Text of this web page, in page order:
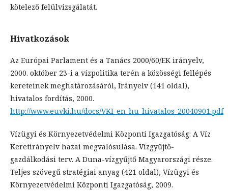
kötelező felülvizsgálatát.
Hivatkozások
Az Európai Parlament és a Tanács 2000/60/EK irányelv,
2000. október 23-i a vízpolitika terén a közösségi fellépés
kereteinek meghatározásáról, Irányelv (141 oldal),
hivatalos fordítás, 2000.
http://www.euvki.hu/docs/VKI_en_hu_hivatalos_20040901.pdf
Vízügyi és Környezetvédelmi Központi Igazgatóság: A Víz
Keretirányelv hazai megvalósulása. Vízgyűjtő-
gazdálkodási terv. A Duna-vízgyűjtő Magyarországi része.
Teljes szövegű stratégiai anyag (421 oldal), Vízügyi és
Környezetvédelmi Központi Igazgatóság, 2009.